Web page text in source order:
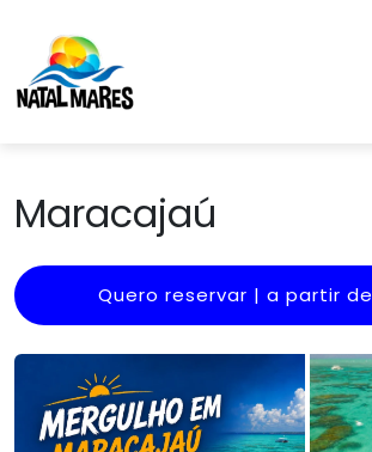
Maracajaú
Quero reservar | a partir de